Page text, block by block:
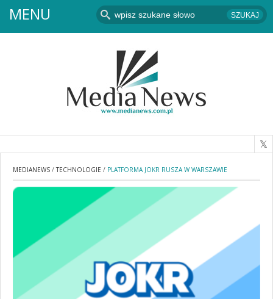
MENU
MEDIANEWS /TECHNOLOGIE / PLATFORMA JOKR RUSZA W WARSZAWIE